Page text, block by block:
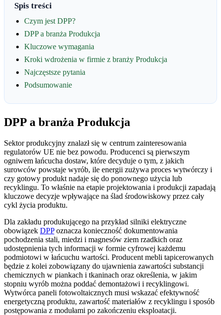
Spis treści
Czym jest DPP?
DPP a branża Produkcja
Kluczowe wymagania
Kroki wdrożenia w firmie z branży Produkcja
Najczęstsze pytania
Podsumowanie
DPP a branża Produkcja
Sektor produkcyjny znalazł się w centrum zainteresowania
regulatorów UE nie bez powodu. Producenci są pierwszym
ogniwem łańcucha dostaw, które decyduje o tym, z jakich
surowców powstaje wyrób, ile energii zużywa proces wytwórczy i
czy gotowy produkt nadaje się do ponownego użycia lub
recyklingu. To właśnie na etapie projektowania i produkcji zapadają
kluczowe decyzje wpływające na ślad środowiskowy przez cały
cykl życia produktu.
Dla zakładu produkującego na przykład silniki elektryczne
obowiązek DPPoznacza konieczność dokumentowania
pochodzenia stali, miedzi i magnesów ziem rzadkich oraz
udostępnienia tych informacji w formie cyfrowej każdemu
podmiotowi w łańcuchu wartości. Producent mebli tapicerowanych
będzie z kolei zobowiązany do ujawnienia zawartości substancji
chemicznych w piankach i tkaninach oraz określenia, w jakim
stopniu wyrób można poddać demontażowi i recyklingowi.
Wytwórca paneli fotowoltaicznych musi wskazać efektywność
energetyczną produktu, zawartość materiałów z recyklingu i sposób
postępowania z modułami po zakończeniu eksploatacji.